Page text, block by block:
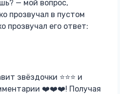
— мой вопрос,
прозвучал в пустом
прозвучал его ответ:
звёздочки ⭐⭐⭐ и
❤️❤️❤️! Получая